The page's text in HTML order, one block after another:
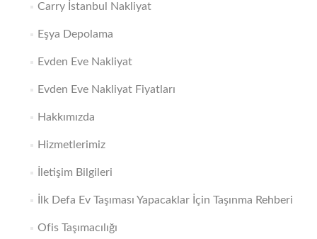
Carry İstanbul Nakliyat
Eşya Depolama
Evden Eve Nakliyat
Evden Eve Nakliyat Fiyatları
Hakkımızda
Hizmetlerimiz
İletişim Bilgileri
İlk Defa Ev Taşıması Yapacaklar İçin Taşınma Rehberi
Ofis Taşımacılığı